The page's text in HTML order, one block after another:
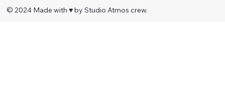
© 2024 Made with ♥︎ by Studio Atmos crew.